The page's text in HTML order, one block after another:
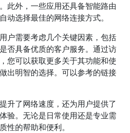
此外，一些应用还具备智能路由
动选择最佳的网络连接方式。
户需要考虑几个关键因素，包括
否具备优质的客户服务。通过访
您可以获取更多关于其功能和使
出明智的选择。可以参考的链接
升了网络速度，还为用户提供了
验。无论是日常使用还是专业需
性的帮助和便利。